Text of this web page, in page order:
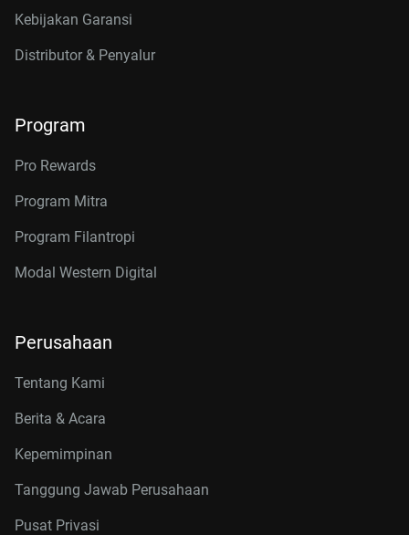
Kebijakan Garansi
Distributor & Penyalur
Program
Pro Rewards
Program Mitra
Program Filantropi
Modal Western Digital
Perusahaan
Tentang Kami
Berita & Acara
Kepemimpinan
Tanggung Jawab Perusahaan
Pusat Privasi